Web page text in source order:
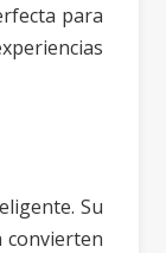
para
Su
convierten